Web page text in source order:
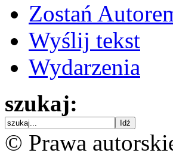
Zostań
Wyślij tekst
Wydarzenia
szukaj:
© Prawa